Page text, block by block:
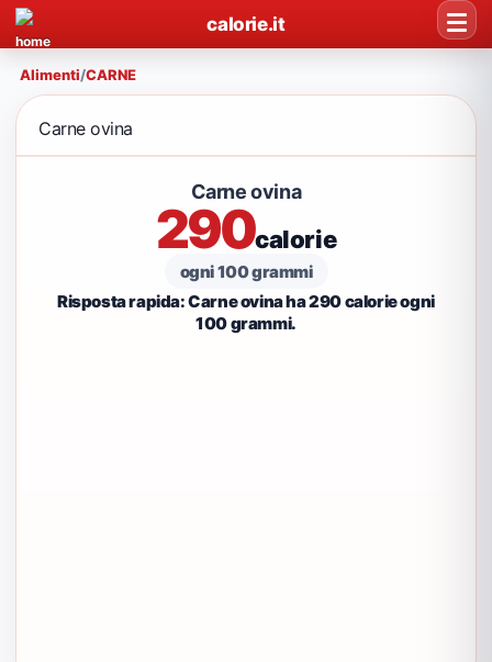
calorie.it
Alimenti/CARNE
Carne ovina
Carne ovina
290calorie
ogni 100 grammi
Risposta rapida: Carne ovina ha 290 calorie ogni
100 grammi.